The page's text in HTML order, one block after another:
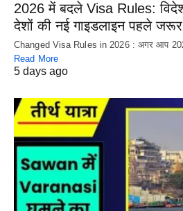
2026 में बदले Visa Rules:
देशों की नई गाइडलाइन पहले
Changed Visa Rules in 2026 : अगर आप
Read More
5 days ago